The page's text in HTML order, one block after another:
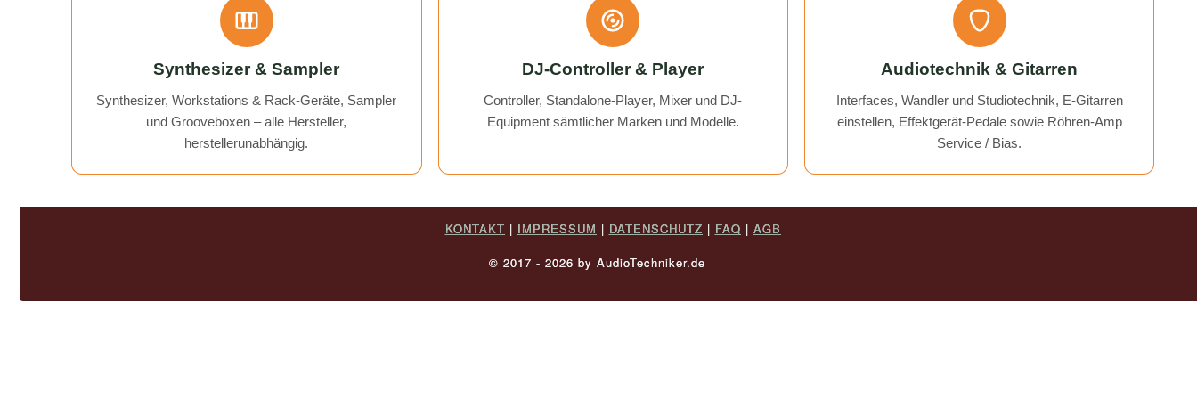
recorder working again.
Communication was excellent, and
and hassle-free. I can wholeheartedly
recommend AudioTechniker.de. It's
great that companies like this still
exist!
Synthesizer & Sampler
Synthesizer, Workstations & Rack-Geräte, Sampler
und Grooveboxen – alle Hersteller,
herstellerunabhängig.
DJ-Controller & Player
Controller, Standalone-Player, Mixer und DJ-
Equipment sämtlicher Marken und Modelle.
Audiotechnik & Gitarren
Interfaces, Wandler und Studiotechnik, E-Gitarren
einstellen, Effektgerät-Pedale sowie Röhren-Amp
Service / Bias.
KONTAKT | IMPRESSUM | DATENSCHUTZ | FAQ | AGB
© 2017 - 2026 by AudioTechniker.de